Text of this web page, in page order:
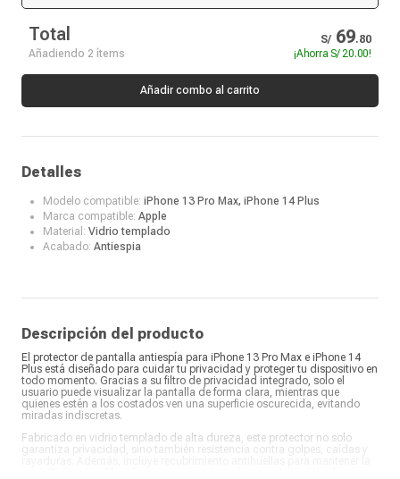
Total S/ 69.80
Añadiendo 2 ítems
¡AhorraS/ 20.00!
Añadir combo al carrito
Detalles
Modelo compatible: iPhone 13 Pro Max, iPhone 14 Plus
Marca compatible: Apple
Material: Vidrio templado
Acabado: Antiespia
Descripción del producto
El protector de pantalla antiespía para iPhone 13 Pro Max e iPhone 14
Plus está diseñado para cuidar tu privacidad y proteger tu dispositivo en
todo momento. Gracias a su filtro de privacidad integrado, solo el
usuario puede visualizar la pantalla de forma clara, mientras que
quienes estén a los costados ven una superficie oscurecida, evitando
miradas indiscretas.
Fabricado en vidrio templado de alta dureza, este protector no solo
garantiza privacidad, sino también resistencia contra golpes, caídas y